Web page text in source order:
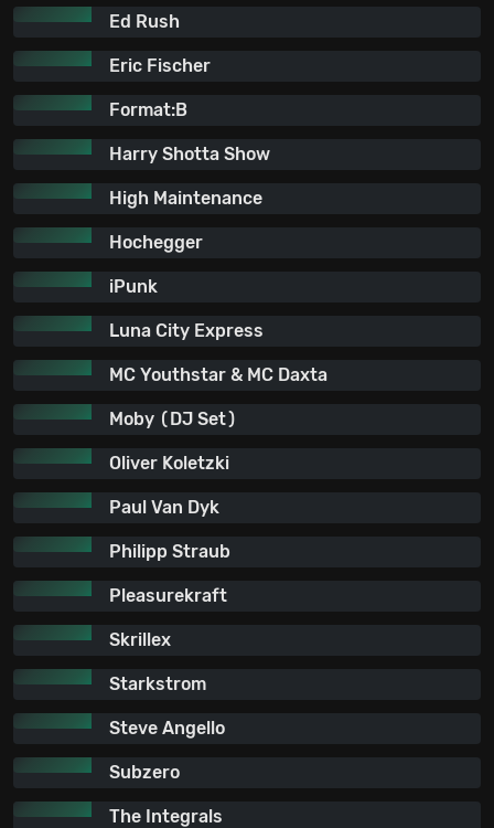
Ed Rush
Eric Fischer
Format:B
Harry Shotta Show
High Maintenance
Hochegger
iPunk
Luna City Express
MC Youthstar & MC Daxta
Moby (DJ Set)
Oliver Koletzki
Paul Van Dyk
Philipp Straub
Pleasurekraft
Skrillex
Starkstrom
Steve Angello
Subzero
The Integrals